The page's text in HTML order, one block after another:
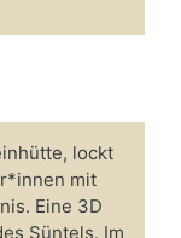
lockt
mit
Eine 3D
Süntels. Im